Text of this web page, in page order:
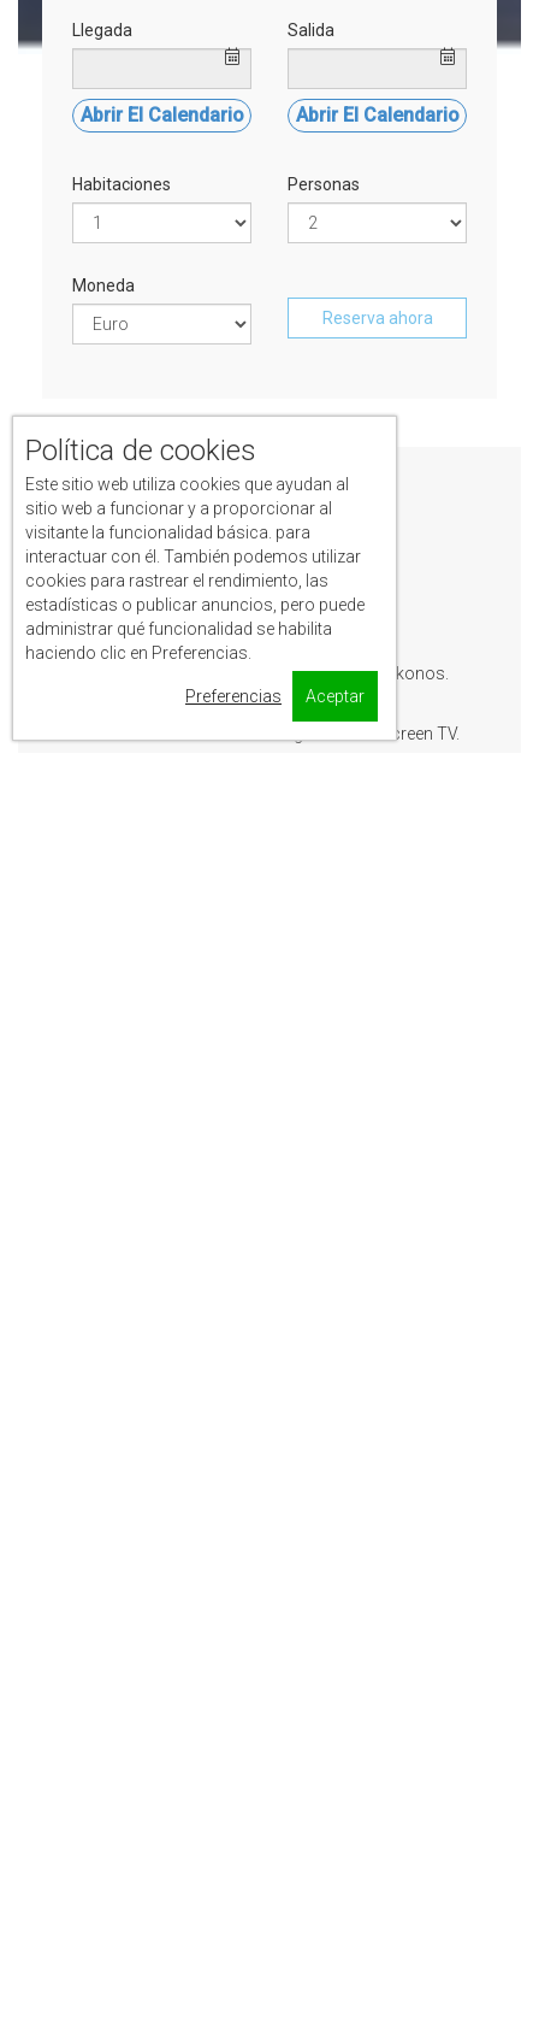
Llegada
Abrir El Calendario
Salida
Abrir El Calendario
Habitaciones Personas
Moneda
Reserva ahora
Lofos
Apartments
Set in Mýkonos City, Lofos Apartments has
accommodation 4.5 km from Nammos Mykonos.
Free WiFi is featured.
All units feature air conditioning and a flat-screen TV.
Política de cookies
Este sitio web utiliza cookies que ayudan al
sitio web a funcionar y a proporcionar al
visitante la funcionalidad básica. para
interactuar con él. También podemos utilizar
cookies para rastrear el rendimiento, las
estadísticas o publicar anuncios, pero puede
administrar qué funcionalidad se habilita
haciendo clic en Preferencias.
Preferencias Aceptar